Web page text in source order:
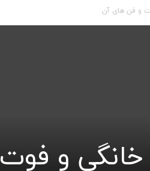
و فن های آن
خانگی و